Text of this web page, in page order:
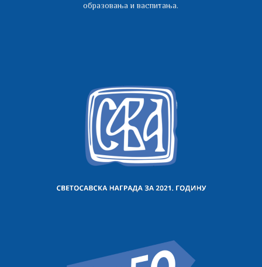
образовања и васпитања.